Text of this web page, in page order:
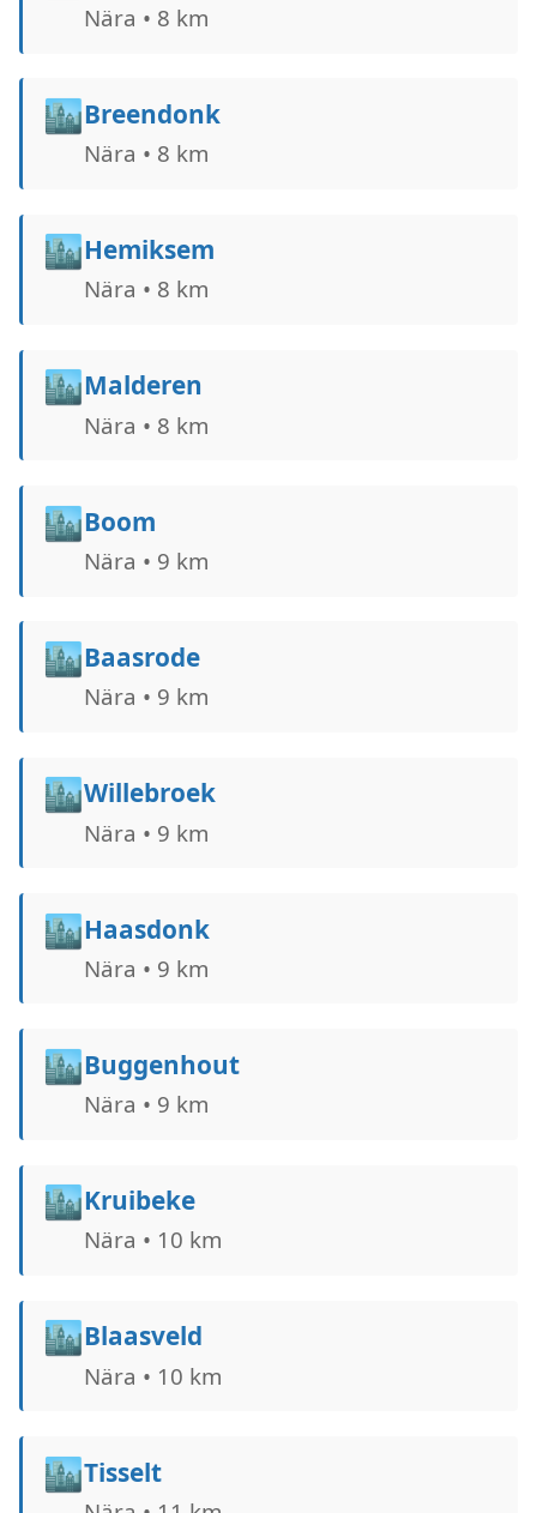
Nära • 8 km
🏙️Breendonk
Nära • 8 km
🏙️Hemiksem
Nära • 8 km
🏙️Malderen
Nära • 8 km
🏙️Boom
Nära • 9 km
🏙️Baasrode
Nära • 9 km
🏙️Willebroek
Nära • 9 km
🏙️Haasdonk
Nära • 9 km
🏙️Buggenhout
Nära • 9 km
🏙️Kruibeke
Nära • 10 km
🏙️Blaasveld
Nära • 10 km
🏙️Tisselt